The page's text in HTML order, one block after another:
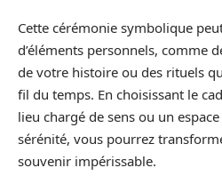
Cette cérémonie symbolique
d’éléments personnels, comme
de votre histoire ou des rituels
fil du temps. En choisissant le
lieu chargé de sens ou un
sérénité, vous pourrez
souvenir impérissable.